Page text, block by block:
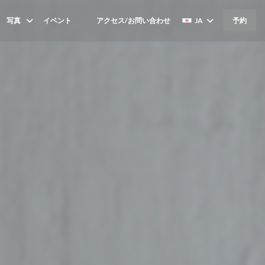
写真 イベント ((新しいウィンドウで開きます))
((新しいウィンドウで開きます))
アクセス/お問い合わせ JA 予約